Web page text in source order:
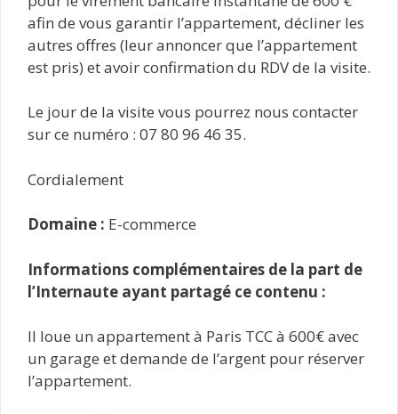
afin de vous garantir l’appartement, décliner les
autres offres (leur annoncer que l’appartement
est pris) et avoir confirmation du RDV de la visite.
Le jour de la visite vous pourrez nous contacter
sur ce numéro : 07 80 96 46 35.
Cordialement
Domaine : E-commerce
Informations complémentaires de la part de
l’Internaute ayant partagé ce contenu :
Il loue un appartement à Paris TCC à 600€ avec
un garage et demande de l’argent pour réserver
l’appartement.